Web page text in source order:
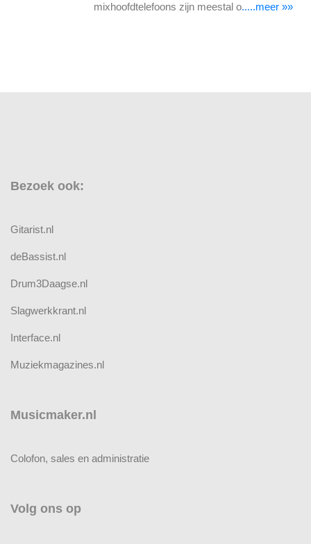
mixhoofdtelefoons zijn meestal o.....meer »»
Bezoek ook:
Gitarist.nl
deBassist.nl
Drum3Daagse.nl
Slagwerkkrant.nl
Interface.nl
Muziekmagazines.nl
Musicmaker.nl
Colofon, sales en administratie
Volg ons op